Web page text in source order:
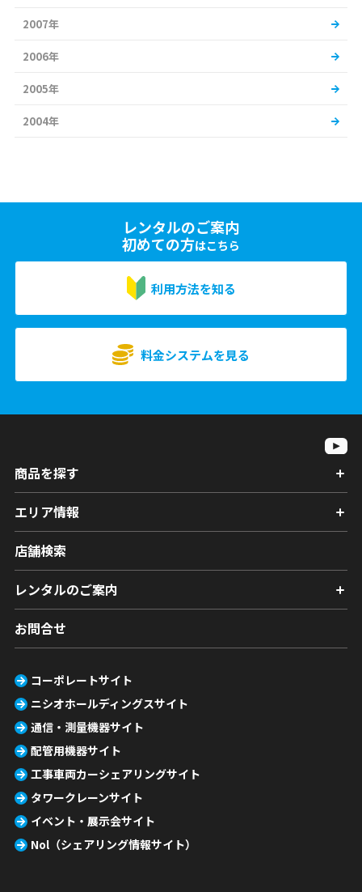
2007年
2006年
2005年
2004年
レンタルのご案内
初めての方はこちら
利用方法を知る
料金システムを見る
商品を探す
エリア情報
店舗検索
レンタルのご案内
お問合せ
コーポレートサイト
ニシオホールディングスサイト
通信・測量機器サイト
配管用機器サイト
工事車両カーシェアリングサイト
タワークレーンサイト
イベント・展示会サイト
Nol（シェアリング情報サイト）